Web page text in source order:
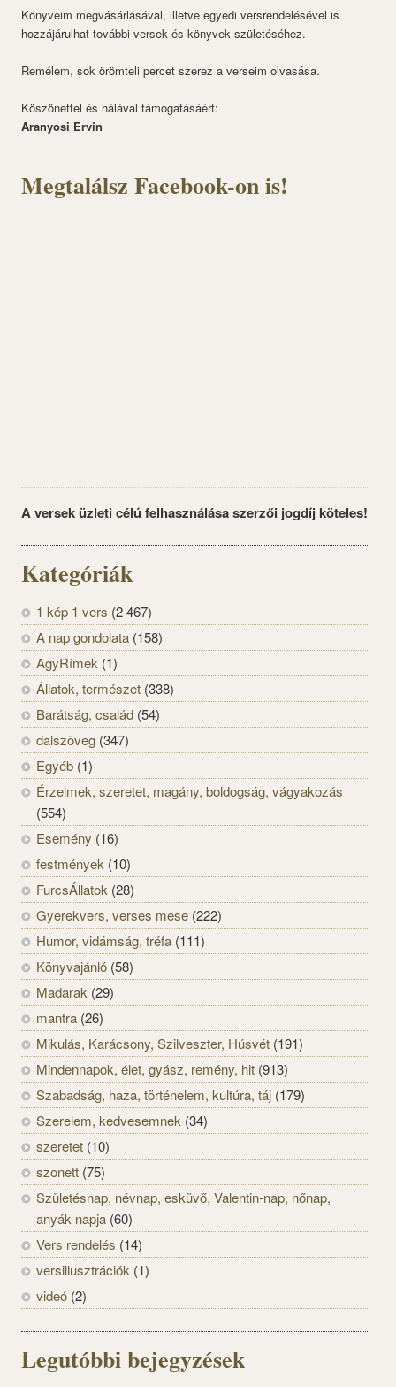
Könyveim megvásárlásával, illetve egyedi versrendelésével is
hozzájárulhat további versek és könyvek születéséhez.
Remélem, sok örömteli percet szerez a verseim olvasása.
Köszönettel és hálával támogatásáért:
Aranyosi Ervin
Megtalálsz Facebook-on is!
A versek üzleti célú felhasználása szerzői jogdíj köteles!
Kategóriák
1 kép 1 vers (2 467)
A nap gondolata (158)
AgyRímek (1)
Állatok, természet (338)
Barátság, család (54)
dalszöveg (347)
Egyéb (1)
Érzelmek, szeretet, magány, boldogság, vágyakozás
(554)
Esemény (16)
festmények (10)
FurcsÁllatok (28)
Gyerekvers, verses mese (222)
Humor, vidámság, tréfa (111)
Könyvajánló (58)
Madarak (29)
mantra (26)
Mikulás, Karácsony, Szilveszter, Húsvét (191)
Mindennapok, élet, gyász, remény, hit (913)
Szabadság, haza, történelem, kultúra, táj (179)
Szerelem, kedvesemnek (34)
szeretet (10)
szonett (75)
Születésnap, névnap, esküvő, Valentin-nap, nőnap,
anyák napja (60)
Vers rendelés (14)
versillusztrációk (1)
videó (2)
Legutóbbi bejegyzések